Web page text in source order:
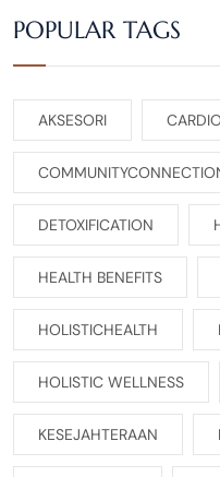
POPULAR TAGS
AKSESORI
DETOXIFICATION
HEALTH BENEFITS
HOLISTICHEALTH
HOLISTIC WELLNESS
KESEJAHTERAAN